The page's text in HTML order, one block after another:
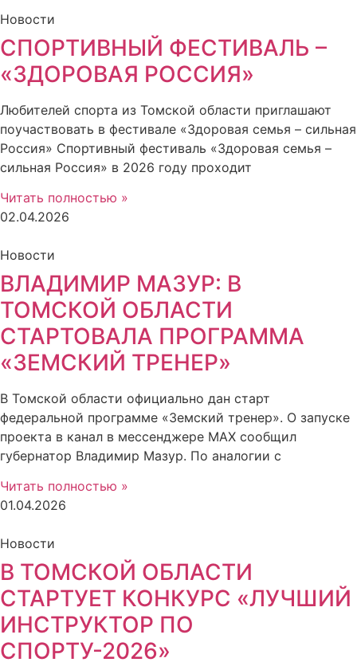
Новости
СПОРТИВНЫЙ ФЕСТИВАЛЬ –
«ЗДОРОВАЯ РОССИЯ»
Любителей спорта из Томской области приглашают
поучаствовать в фестивале «Здоровая семья – сильная
Россия» Спортивный фестиваль «Здоровая семья –
сильная Россия» в 2026 году проходит
Читать полностью »
02.04.2026
Новости
ВЛАДИМИР МАЗУР: В
ТОМСКОЙ ОБЛАСТИ
СТАРТОВАЛА ПРОГРАММА
«ЗЕМСКИЙ ТРЕНЕР»
В Томской области официально дан старт
федеральной программе «Земский тренер». О запуске
проекта в канал в мессенджере МАХ сообщил
губернатор Владимир Мазур. По аналогии с
Читать полностью »
01.04.2026
Новости
В ТОМСКОЙ ОБЛАСТИ
СТАРТУЕТ КОНКУРС «ЛУЧШИЙ
ИНСТРУКТОР ПО
СПОРТУ-2026»